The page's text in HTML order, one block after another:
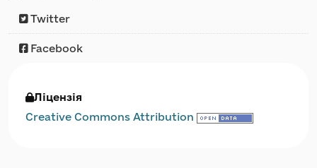
Twitter
Facebook
Ліцензія
Creative Commons Attribution